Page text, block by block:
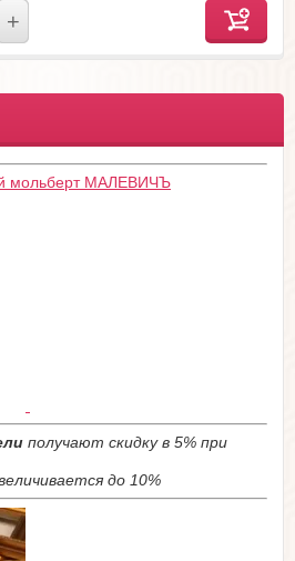
+
мольберт МАЛЕВИЧЪ
получают скидку в 5% при
до 10%